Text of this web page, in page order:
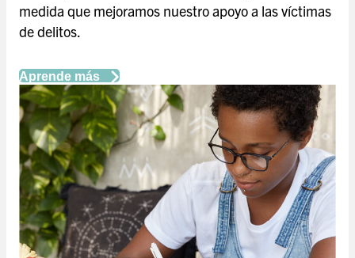
medida que mejoramos nuestro apoyo a las víctimas
de delitos.
Aprende más